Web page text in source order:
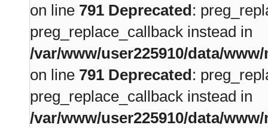
on line 791 Deprecated:
preg_replace_callback instead in
/var/www/user225910/data/
on line 791 Deprecated:
preg_replace_callback instead in
/var/www/user225910/data/